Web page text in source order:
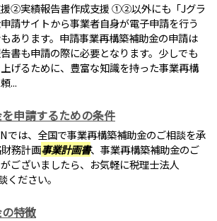
②実績報告書作成支援 ①②以外にも「Jグラ
請サイトから事業者自身が電子申請を行う
あります。申請事業再構築補助金の申請は
書も申請の際に必要となります。少しでも
げるために、豊富な知識を持った事業再構
...
申請するための条件
では、全国で事業再構築補助金のご相談を承
務計画事業計画書、事業再構築補助金のご
ございましたら、お気軽に税理士法人
ください。
特徴